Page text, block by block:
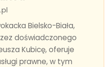
Bielsko-Biała,
doświadczonego
Kubicę, oferuje
prawne, w tym